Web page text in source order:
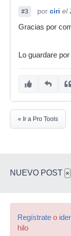
#3 por ciri el
Gracias por
Lo guardare
« Ir a Pro Tools
NUEVO POST ×
Regístrate o
hilo